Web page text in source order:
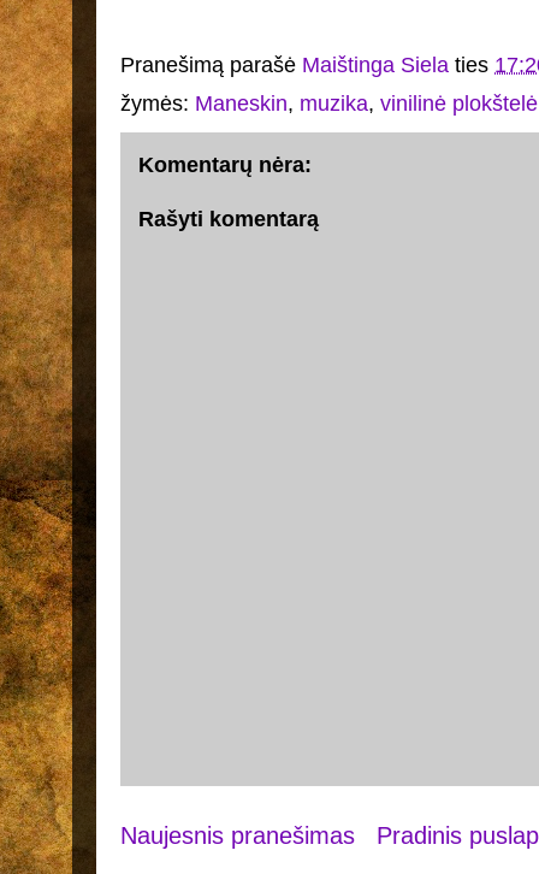
Pranešimą parašė Maištinga Siela ties
žymės: Maneskin, muzika, vinilinė plokštelė
Komentarų nėra:
Rašyti komentarą
Naujesnis pranešimas Pradinis